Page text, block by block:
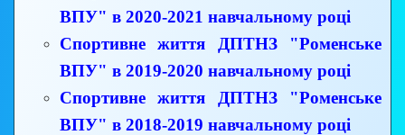
ВПУ" в 2020-2021 навчальному році
Спортивне життя ДПТНЗ "Роменське
ВПУ" в 2019-2020 навчальному році
Спортивне життя ДПТНЗ "Роменське
ВПУ" в 2018-2019 навчальному році